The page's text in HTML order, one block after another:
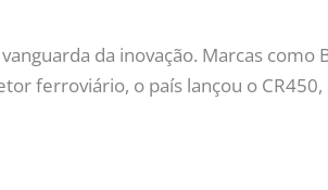
da inovação. Marcas
ferroviário, o país lançou o